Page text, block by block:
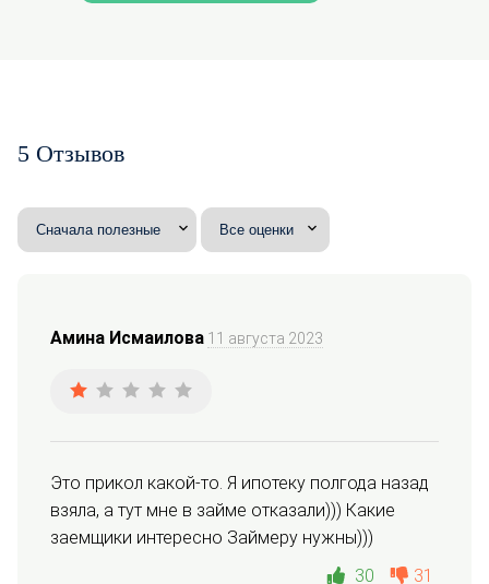
5 Отзывов
Амина Исмаилова 11 августа 2023
Это прикол какой-то. Я ипотеку полгода назад
взяла, а тут мне в займе отказали))) Какие
заемщики интересно Займеру нужны)))
30
31